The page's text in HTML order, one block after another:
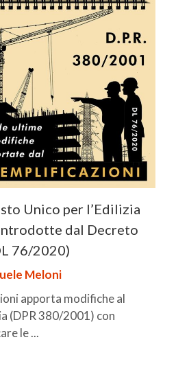
Unico per l’Edilizia
dal Decreto
76/2020)
Meloni
apporta modifiche al
(DPR 380/2001) con
le ...